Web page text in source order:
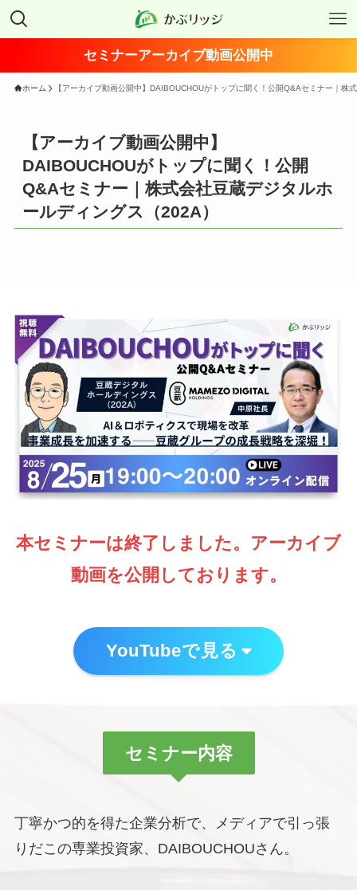
セミナーアーカイブ動画公開中
ホーム 【アーカイブ動画公開中】DAIBOUCHOUがトップに聞く！公開Q&Aセミナー｜株
【アーカイブ動画公開中】
DAIBOUCHOUがトップに聞く！公開
Q&Aセミナー｜株式会社豆蔵デジタルホ
ールディングス（202A）
本セミナーは終了しました。アーカイブ
動画を公開しております。
YouTubeで見る
セミナー内容
丁寧かつ的を得た企業分析で、メディアで引っ張
りだこの専業投資家、DAIBOUCHOUさん。